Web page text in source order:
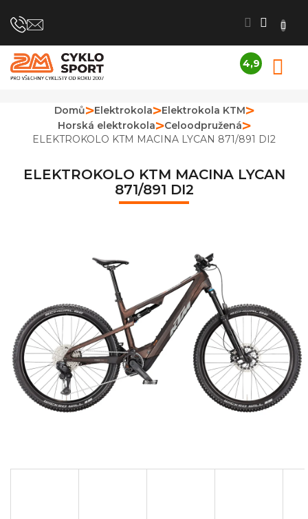
na
4,9
je
4,9
z
Domů Elektrokola
Elektrokola KTM
Horská elektrokola
Celoodpružená
ELEKTROKOLO KTM MACINA LYCAN 871/891 DI2
ELEKTROKOLO KTM MACINA LYCAN
871/891 DI2